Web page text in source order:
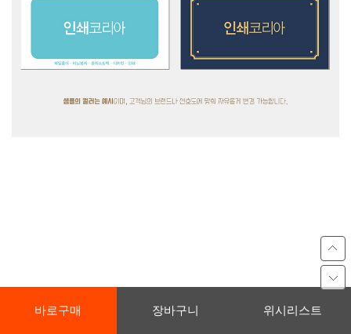
바로구매 장바구니 위시리스트